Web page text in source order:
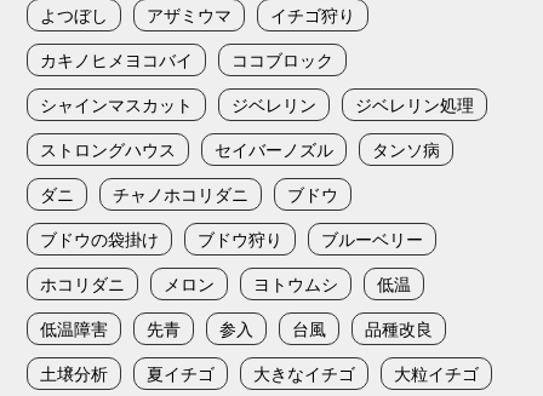
よつぼし
アザミウマ
イチゴ狩り
カキノヒメヨコバイ
ココブロック
シャインマスカット
ジベレリン
ジベレリン処理
ストロングハウス
セイバーノズル
タンソ病
ダニ
チャノホコリダニ
ブドウ
ブドウの袋掛け
ブドウ狩り
ブルーベリー
ホコリダニ
メロン ヨトウムシ
低温
低温障害
先青 参入 台風
品種改良
土壌分析
夏イチゴ 大きなイチゴ
大粒イチゴ